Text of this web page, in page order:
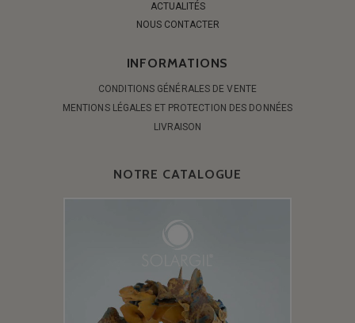
ACTUALITÉS
NOUS CONTACTER
INFORMATIONS
CONDITIONS GÉNÉRALES DE VENTE
MENTIONS LÉGALES ET PROTECTION DES DONNÉES
LIVRAISON
NOTRE CATALOGUE